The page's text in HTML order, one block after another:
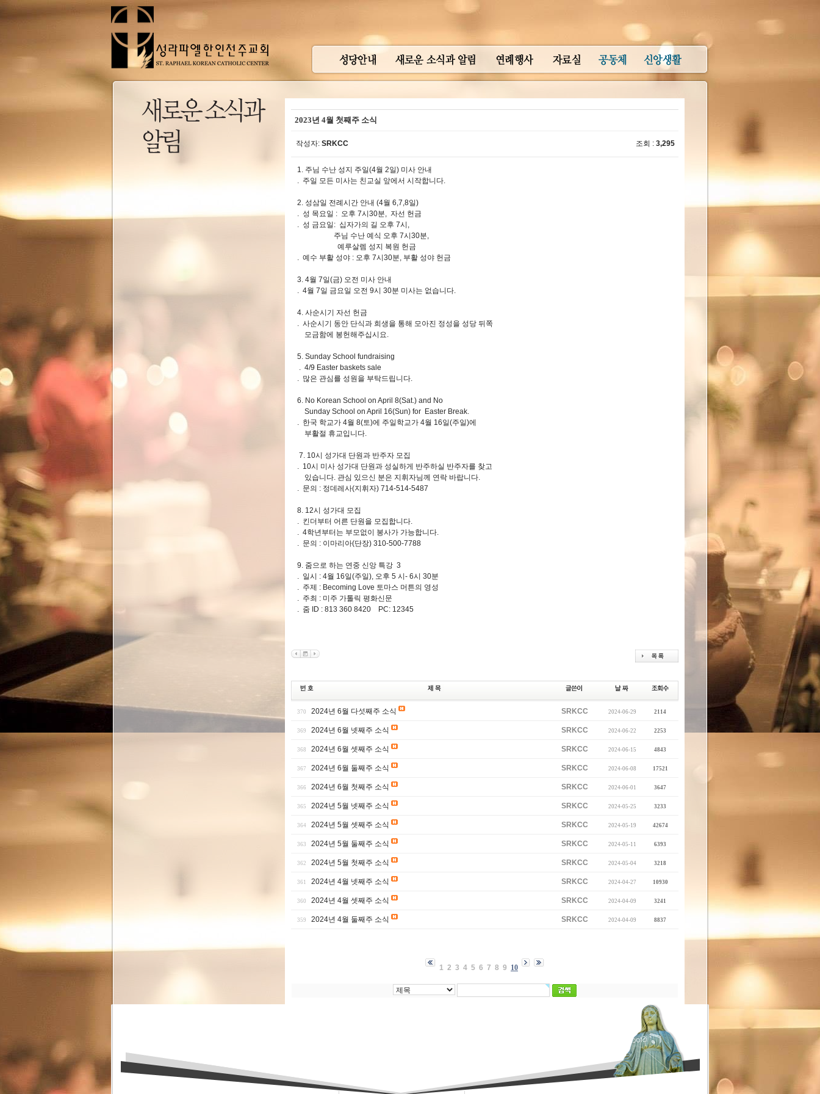
2023년 4월 첫째주 소식
작성자: SRKCC 조회 : 3,295
1. 주님 수난 성지 주일(4월 2일) 미사 안내
. 주일 모든 미사는 친교실 앞에서 시작합니다.
2. 성삼일 전례시간 안내 (4월 6,7,8일)
. 성 목요일 : 오후 7시30분, 자선 헌금
. 성 금요일: 십자가의 길 오후 7시,
주님 수난 예식 오후 7시30분,
예루살렘 성지 복원 헌금
. 예수 부활 성야 : 오후 7시30분, 부활 성야 헌금
3. 4월 7일(금) 오전 미사 안내
. 4월 7일 금요일 오전 9시 30분 미사는 없습니다.
4. 사순시기 자선 헌금
. 사순시기 동안 단식과 희생을 통해 모아진 정성을 성당 뒤쪽
모금함에 봉헌해주십시요.
5. Sunday School fundraising
. 4/9 Easter baskets sale
. 많은 관심를 성원을 부탁드립니다.
6. No Korean School on April 8(Sat.) and No
Sunday School on April 16(Sun) for Easter Break.
. 한국 학교가 4월 8(토)에 주일학교가 4월 16일(주일)에
부활절 휴교입니다.
7. 10시 성가대 단원과 반주자 모집
. 10시 미사 성가대 단원과 성실하게 반주하실 반주자를 찾고
있습니다. 관심 있으신 분은 지휘자님께 연락 바랍니다.
. 문의 : 정데레사(지휘자) 714-514-5487
8. 12시 성가대 모집
. 킨더부터 어른 단원을 모집합니다.
. 4학년부터는 부모없이 봉사가 가능합니다.
. 문의 : 이마리아(단장) 310-500-7788
9. 줌으로 하는 연중 신앙 특강 3
. 일시 : 4월 16일(주일), 오후 5 시- 6시 30분
. 주제 : Becoming Love 토마스 머튼의 영성
. 주최 : 미주 가톨릭 평화신문
. 줌 ID : 813 360 8420 PC: 12345
370 2024년 6월 다섯째주 소식 SRKCC 2024-06-29 2114
369 2024년 6월 넷째주 소식 SRKCC 2024-06-22 2253
368 2024년 6월 셋째주 소식 SRKCC 2024-06-15 4843
367 2024년 6월 둘째주 소식 SRKCC 2024-06-08 17521
366 2024년 6월 첫째주 소식 SRKCC 2024-06-01 3647
365 2024년 5월 넷째주 소식 SRKCC 2024-05-25 3233
364 2024년 5월 셋째주 소식 SRKCC 2024-05-19 42674
363 2024년 5월 둘째주 소식 SRKCC 2024-05-11 6393
362 2024년 5월 첫째주 소식 SRKCC 2024-05-04 3218
361 2024년 4월 넷째주 소식 SRKCC 2024-04-27 10930
360 2024년 4월 셋째주 소식 SRKCC 2024-04-09 3241
359 2024년 4월 둘째주 소식 SRKCC 2024-04-09 8837
1 2 3 4 5 6 7 8 9 10